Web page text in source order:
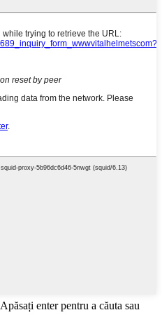
Apăsați enter pentru a căuta sau